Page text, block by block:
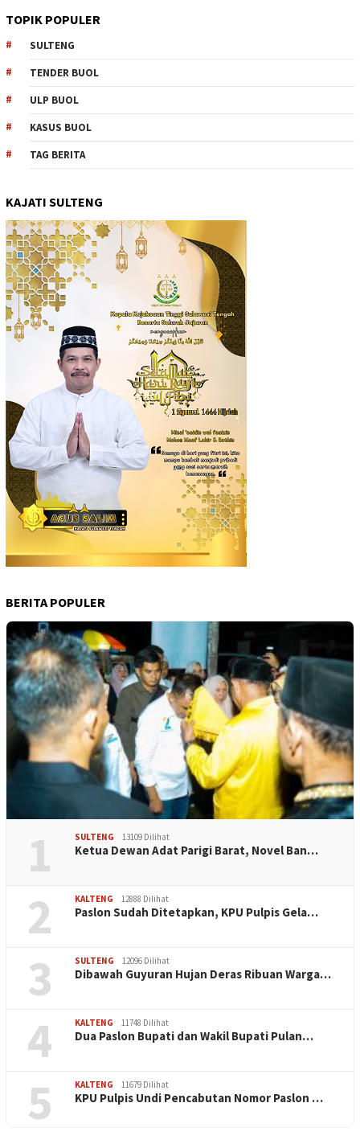
TOPIK POPULER
SULTENG
TENDER BUOL
ULP BUOL
KASUS BUOL
TAG BERITA
KAJATI SULTENG
BERITA POPULER
1 SULTENG 13109 Dilihat
Ketua Dewan Adat Parigi Barat, Novel Ban…
2 KALTENG 12888 Dilihat
Paslon Sudah Ditetapkan, KPU Pulpis Gela…
3 SULTENG 12096 Dilihat
Dibawah Guyuran Hujan Deras Ribuan Warga…
4 KALTENG 11748 Dilihat
Dua Paslon Bupati dan Wakil Bupati Pulan…
5 KALTENG 11679 Dilihat
KPU Pulpis Undi Pencabutan Nomor Paslon …